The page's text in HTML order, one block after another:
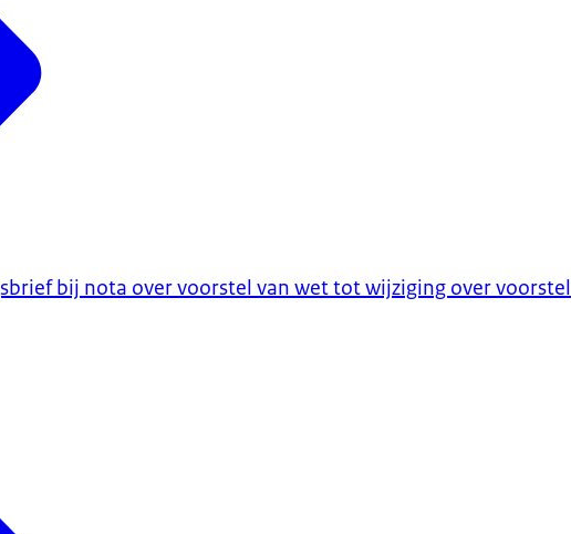
bij nota over voorstel van wet tot wijziging over voorstel